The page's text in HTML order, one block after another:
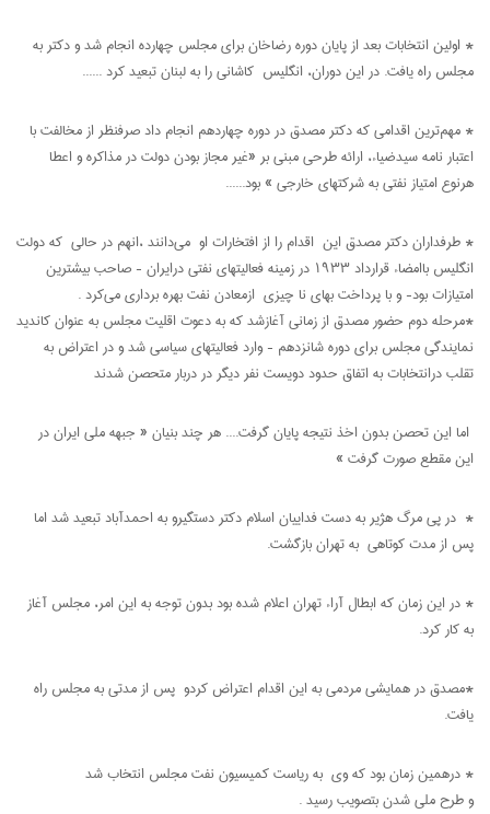
* اولین انتخابات بعد از پایان دوره رضاخان برای مجلس چهارده انجام شد و دکتر به
مجلس راه یافت. در این دوران، انگلیس کاشانی را به لبنان تبعید کرد ......
* مهم‌ترین اقدامی که دکتر مصدق در دوره چهاردهم انجام داد صرفنظر از مخالفت با
اعتبار نامه سیدضیاء، ارائه طرحی مبنی بر «غیر مجاز بودن دولت در مذاکره و اعطا
هرنوع امتیاز نفتی به شرکت­های خارجی » بود......
* طرفداران دکتر مصدق این اقدام را از افتخارات او می‌دانند ،انهم در حالی که دولت
انگلیس باامضاء قرارداد 1933 در زمینه فعالیتهای نفتی درایران - صاحب بیشترین
امتیازات بود- و با پرداخت بهای نا چیزی ازمعادن نفت بهره برداری می‌کرد .
*مرحله دوم حضور مصدق از زمانی آغازشد که به دعوت اقلیت مجلس به عنوان کاندید
نمایندگی مجلس برای دوره شانزدهم - وارد فعالیت­های سیاسی شد و در اعتراض به
تقلب درانتخابات به اتفاق حدود دویست نفر دیگر در دربار متحصن شدند
اما این تحصن بدون اخذ نتیجه پایان گرفت.... هر چند بنیان « جبهه ملی ایران در
این مقطع صورت گرفت »
* در پی مرگ هژیر به دست فداییان اسلام دکتر دستگیرو به احمدآباد تبعید شد اما
پس از مدت کوتاهی به تهران بازگشت.
* در این زمان که ابطال آراء تهران اعلام شده بود بدون توجه به این امر، مجلس آغاز
به کار کرد.
*مصدق در همایشی مردمی به این اقدام اعتراض کردو پس از مدتی به مجلس راه
یافت.
* درهمین زمان بود که وی به ریاست کمیسیون نفت مجلس انتخاب شد
و طرح ملی شدن بتصویب رسید .